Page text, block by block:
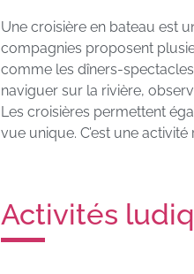
Une croisière en bateau est
compagnies proposent
comme les dîners-
naviguer sur la rivière,
Les croisières permettent
vue unique. C’est une
Activités